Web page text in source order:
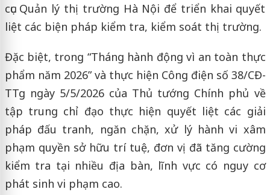
cục Quản lý thị trường Hà Nội để triển khai quyết
liệt các biện pháp kiểm tra, kiểm soát thị trường.
Đặc biệt, trong “Tháng hành động vì an toàn thực
phẩm năm 2026” và thực hiện Công điện số 38/CĐ-
TTg ngày 5/5/2026 của Thủ tướng Chính phủ về
tập trung chỉ đạo thực hiện quyết liệt các giải
pháp đấu tranh, ngăn chặn, xử lý hành vi xâm
phạm quyền sở hữu trí tuệ, đơn vị đã tăng cường
kiểm tra tại nhiều địa bàn, lĩnh vực có nguy cơ
phát sinh vi phạm cao.